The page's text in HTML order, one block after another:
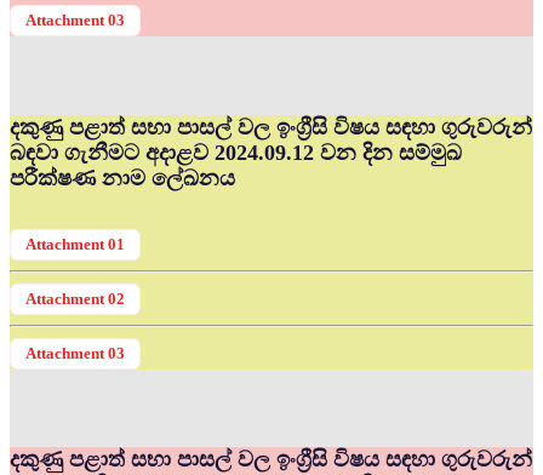
Attachment 03
දකුණු පළාත් සභා පාසල් වල ඉංග්‍රීසි විෂය සඳහා ගුරුවරුන්
බඳවා ගැනීමට අදාළව 2024.09.12 වන දින සම්මුඛ
පරීක්ෂණ නාම ලේඛනය
Attachment 01
Attachment 02
Attachment 03
දකුණු පළාත් සභා පාසල් වල ඉංග්‍රීසි විෂය සඳහා ගුරුවරුන්